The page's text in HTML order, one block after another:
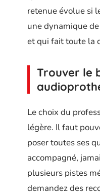
retenue évolue si
une dynamique
et qui fait toute la
Trouver le
Le choix du
légère. Il faut
poser toutes ses
accompagné,
plusieurs pistes
demandez des